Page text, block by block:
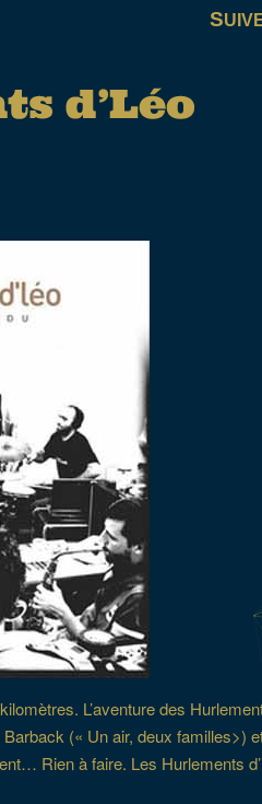
S
L’aventure des
(« Un air, deux familles>)
Rien à faire. Les Hurlements